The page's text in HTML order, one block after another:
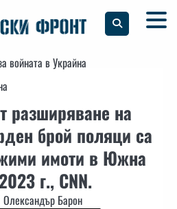
войната в Украйна
разширяване на
брой поляци са
имоти в Южна
г., CNN.
Олександър Барон